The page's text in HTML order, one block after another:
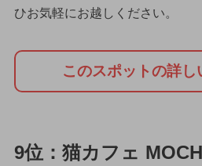
ひお気軽にお越しください。
このスポットの詳し
9位：猫カフェ